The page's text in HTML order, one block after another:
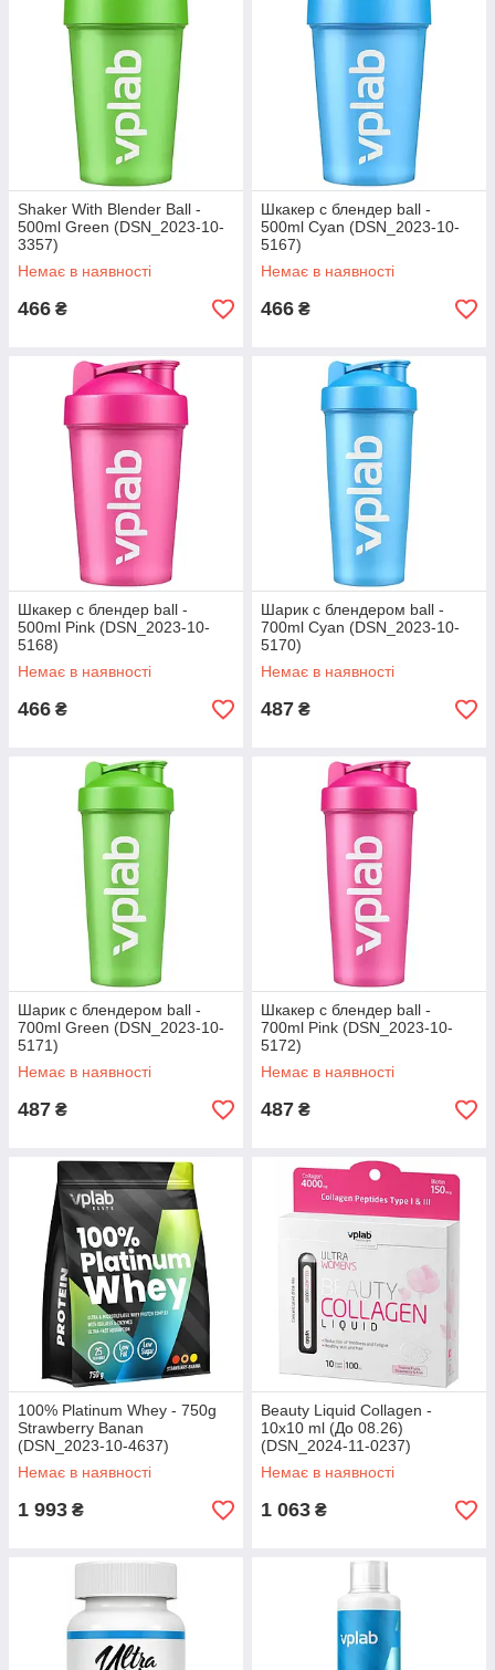
Shaker With Blender Ball -
500ml Green (DSN_2023-10-
3357)
Немає в наявності
466 ₴
Шкакер с блендер ball -
500ml Cyan (DSN_2023-10-
5167)
Немає в наявності
466 ₴
Шкакер с блендер ball -
500ml Pink (DSN_2023-10-
5168)
Немає в наявності
466 ₴
Шарик с блендером ball -
700ml Cyan (DSN_2023-10-
5170)
Немає в наявності
487 ₴
Шарик с блендером ball -
700ml Green (DSN_2023-10-
5171)
Немає в наявності
487 ₴
Шкакер с блендер ball -
700ml Pink (DSN_2023-10-
5172)
Немає в наявності
487 ₴
100% Platinum Whey - 750g
Strawberry Banan
(DSN_2023-10-4637)
Немає в наявності
1 993 ₴
Beauty Liquid Collagen -
10x10 ml (До 08.26)
(DSN_2024-11-0237)
Немає в наявності
1 063 ₴